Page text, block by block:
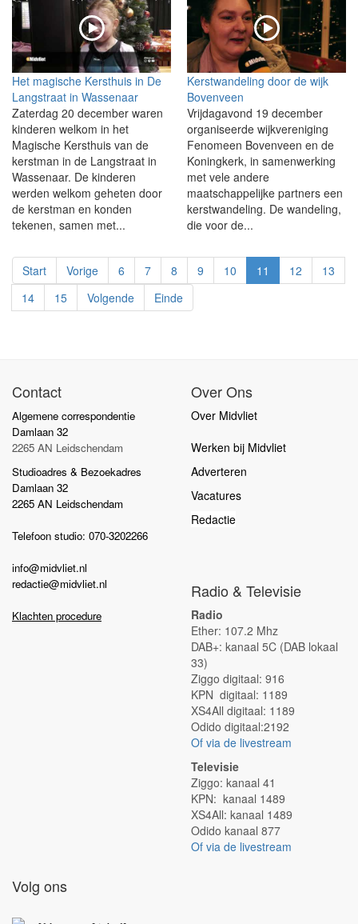
Het magische Kersthuis in De
Langstraat in Wassenaar
Zaterdag 20 december waren
kinderen welkom in het
Magische Kersthuis van de
kerstman in de Langstraat in
Wassenaar. De kinderen
werden welkom geheten door
de kerstman en konden
tekenen, samen met...
Kerstwandeling door de wijk
Bovenveen
Vrijdagavond 19 december
organiseerde wijkvereniging
Fenomeen Bovenveen en de
Koningkerk, in samenwerking
met vele andere
maatschappelijke partners een
kerstwandeling. De wandeling,
die voor de...
Start Vorige 6 7 8 9 10 11 12
13
14
15 Volgende Einde
Contact
Algemene correspondentie
Damlaan 32
2265 AN Leidschendam
Studioadres & Bezoekadres
Damlaan 32
2265 AN Leidschendam
Telefoon studio: 070-3202266
info@midvliet.nl
redactie@midvliet.nl
Klachten procedure
Over Ons
Over Midvliet
Werken bij Midvliet
Adverteren
Vacatures
Redactie
Radio & Televisie
Radio
Ether: 107.2 Mhz
DAB+: kanaal 5C (DAB lokaal
33)
Ziggo digitaal: 916
KPN digitaal: 1189
XS4All digitaal: 1189
Odido digitaal:2192
Of via de livestream
Televisie
Ziggo: kanaal 41
KPN: kanaal 1489
XS4All: kanaal 1489
Odido kanaal 877
Of via de livestream
Volg ons